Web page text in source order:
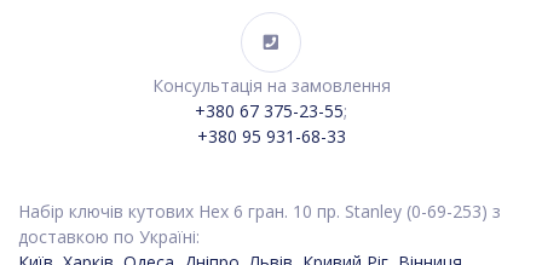
Консультація на замовлення
+380 67 375-23-55;
+380 95 931-68-33
Набір ключів кутових Hex 6 гран. 10 пр. Stanley (0-69-253) з
доставкою по Україні: